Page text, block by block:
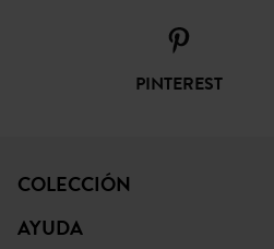
PINTEREST
COLECCIÓN
AYUDA